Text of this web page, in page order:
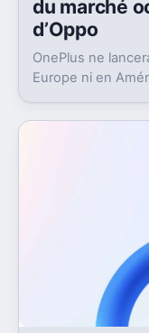
du marché
d’Oppo
OnePlus ne
Europe ni en